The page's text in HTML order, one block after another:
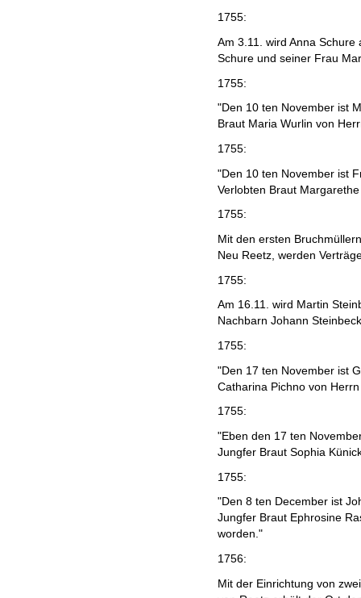
1755:
Am 3.11. wird Anna
Schure und seiner Frau
1755:
"Den 10 ten November ist
Braut Maria Wurlin von
1755:
"Den 10 ten November ist
Verlobten Braut
1755:
Mit den ersten
Neu Reetz, werden
1755:
Am 16.11. wird Martin
Nachbarn Johann
1755:
"Den 17 ten November ist
Catharina Pichno von
1755:
"Eben den 17 ten
Jungfer Braut Sophia
1755:
"Den 8 ten December ist
Jungfer Braut Ephrosine
worden."
1756:
Mit der Einrichtung von